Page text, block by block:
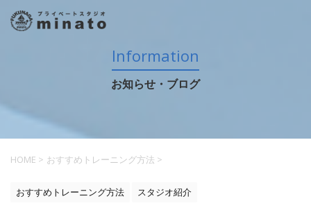
Information
お知らせ・ブログ
HOME > おすすめトレーニング方法 >
おすすめトレーニング方法 スタジオ紹介